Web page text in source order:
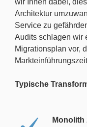
wir Ihnen dabei,
Architektur
Service zu
Audits schlagen wir
Migrationsplan vor,
Typische
Monolith